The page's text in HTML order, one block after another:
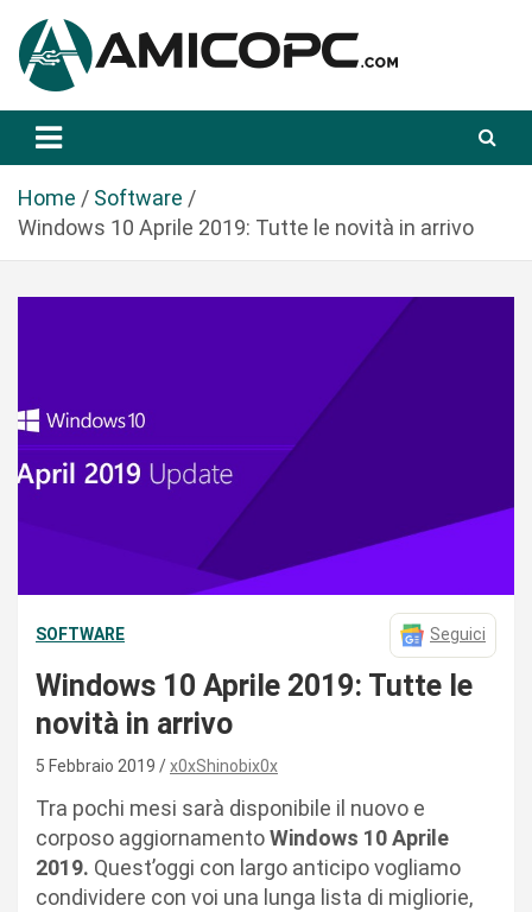
a
Amicopc.com
Home
Software
Windows 10 Aprile 2019: Tutte le novità in arrivo
SOFTWARE Seguici
Windows 10 Aprile 2019: Tutte le
novità in arrivo
5 Febbraio 2019 x0xShinobix0x
Tra pochi mesi sarà disponibile il nuovo e
corposo aggiornamentoWindows 10 Aprile
2019. Quest’oggi con largo anticipo vogliamo
condividere con voi una lunga lista di migliorie,